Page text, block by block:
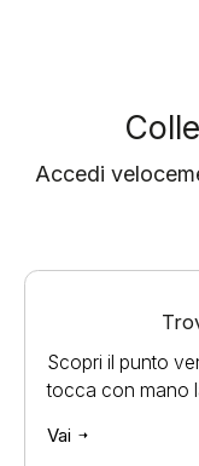
Accedi
Scopri il punto
tocca con mano
Vai